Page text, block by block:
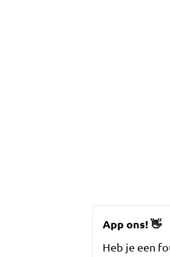
App ons!👋
Heb je een